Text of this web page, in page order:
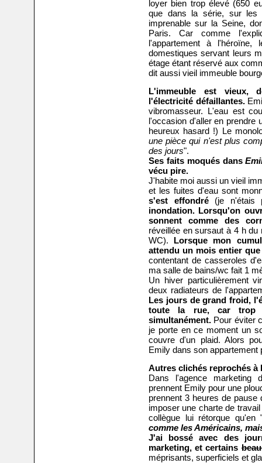
loyer bien trop élevé (650
que dans la série, sur
imprenable sur la Seine,
Paris. Car comme
l'appartement à
domestiques servant leurs
étage étant réservé aux
dit aussi vieil immeuble
L'immeuble est vieux,
l'électricité défaillantes.
vibromasseur. L'eau est
l'occasion d'aller en prendre
heureux hasard !) Le
une pièce qui n'est plus
des jours".
Ses faits moqués dans
vécu pire.
J'habite moi aussi un vieil
et les fuites d'eau sont
s'est effondré(je n'étais
inondation. Lorsqu'on
sonnent comme des
réveillée en sursaut à 4 h
WC). Lorsque mon
attendu un mois entier
contentant de casseroles
ma salle de bains/wc fait 1
Un hiver particulièrement
deux radiateurs de
Les jours de grand froid,
toute la rue, car trop
simultanément. Pour éviter
je porte en ce moment un
couvre d'un plaid. Alors
Emily dans son appartement
Autres clichés reprochés à
Dans l'agence
prennent Emily pour une
prennent 3 heures de
imposer une charte de
collègue lui rétorque qu'en
comme les Américains,
J'ai bossé avec des
marketing, et certains
méprisants, superficiels et